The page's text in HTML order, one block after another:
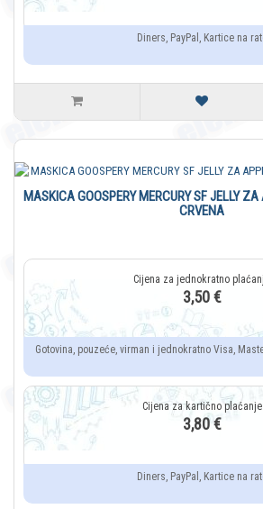
Diners, PayPal, Kartice na
MASKICA GOOSPERY MERCURY SF JELLY
CRVENA
3,50 €
Gotovina, pouzeće, virman i jednokratno Visa,
3,80 €
Diners, PayPal, Kartice na